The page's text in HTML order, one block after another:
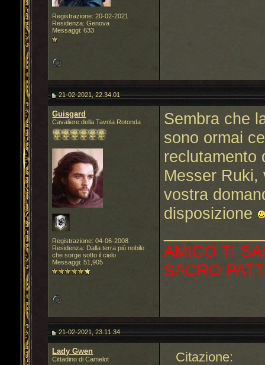
Registrazione: 20-02-2021
Residenza: Genova
Messaggi: 633
21-02-2021, 22.34.01
Guisgard
Cavaliere della Tavola Rotonda
Registrazione: 04-06-2008
Residenza: Dalla terra più nobile
che sorge sotto il cielo
Messaggi: 51,905
Sembra che
sono ormai
Messer Ruki,
vostra
disposizione
AMICO TI
SACRO
21-02-2021, 23.11.34
Lady Gwen
Cittadino di Camelot Citazione: